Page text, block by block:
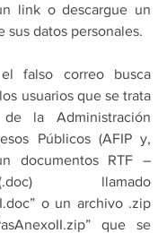
link o descargue un
sus datos personales.
falso correo busca
usuarios que se trata
la Administración
Públicos (AFIP y,
documentos RTF –
llamado
o un archivo .zip
que se